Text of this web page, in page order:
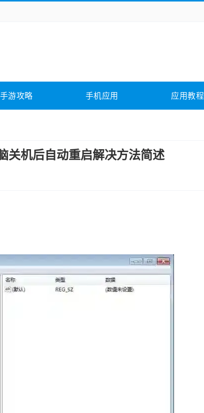
关 应用软件 影音软件 插件下载
它
手游攻略 手机应用 应用教程
关机后自动重启解决方法简述